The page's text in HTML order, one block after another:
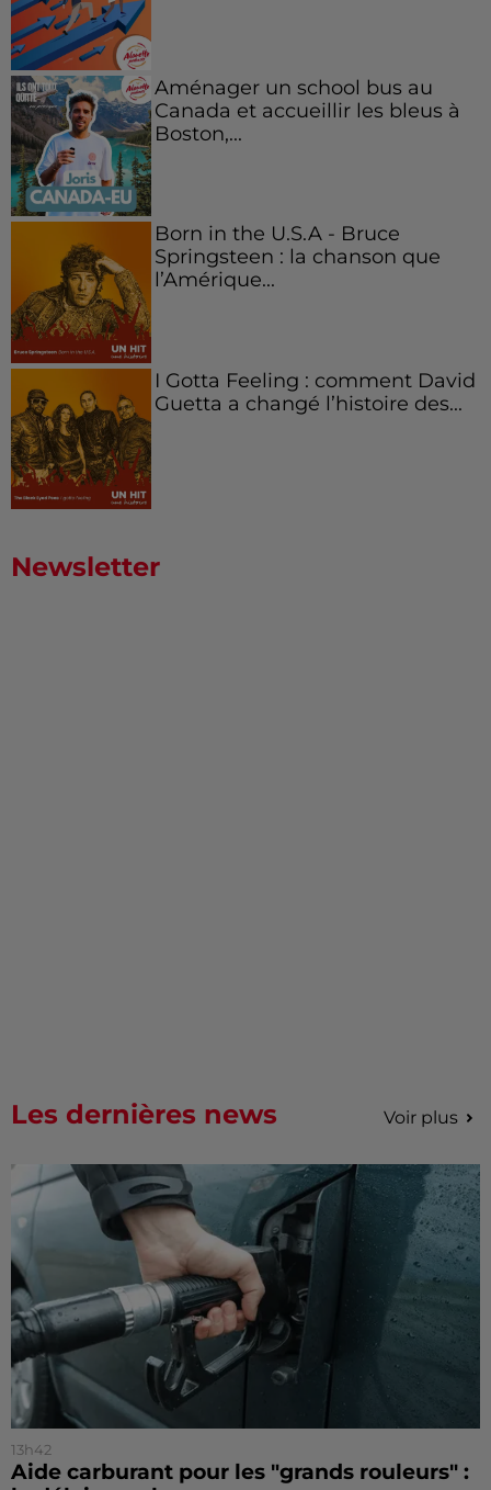
Aménager un school bus au
Canada et accueillir les bleus à
Boston,...
Born in the U.S.A - Bruce
Springsteen : la chanson que
l’Amérique...
I Gotta Feeling : comment David
Guetta a changé l’histoire des...
Newsletter
Les dernières news Voir plus
13h42
Aide carburant pour les "grands rouleurs" :